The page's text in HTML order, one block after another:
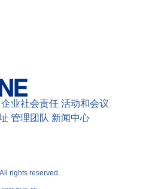
企业社会责任 活动和会议
管理团队 新闻中心
rights reserved.